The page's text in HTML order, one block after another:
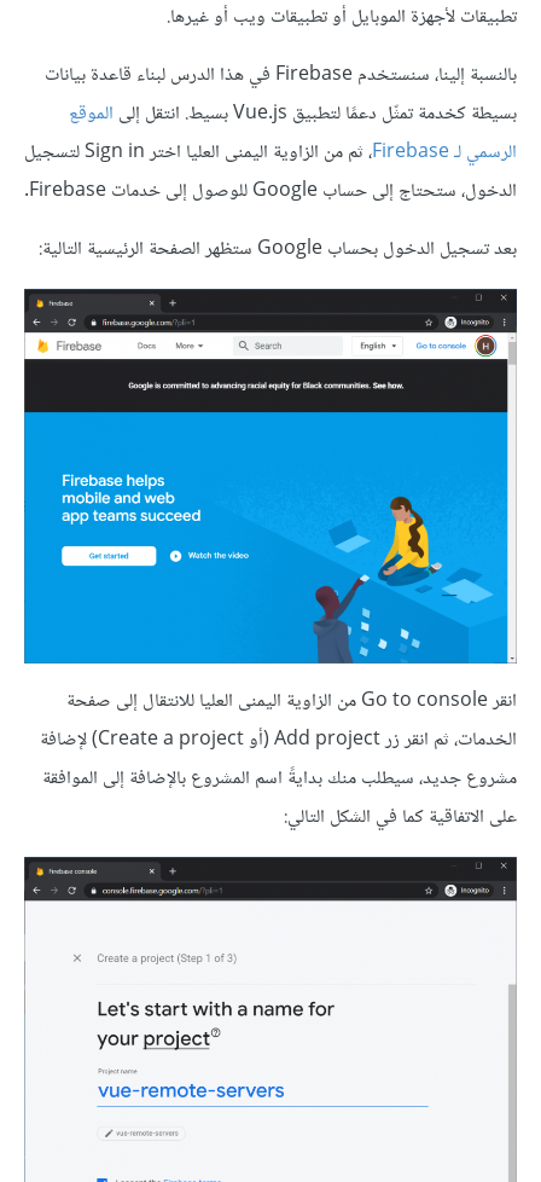
تطبيقات لأجهزة الموبايل أو تطبيقات ويب أو غيرها.
بالنسبة إلينا، سنستخدم Firebase في هذا الدرس لبناء قاعدة بيانات
بسيطة كخدمة تمثّل دعمًا لتطبيق Vue.js بسيط. انتقل إلى
الموقع
الرسمي لـ Firebase
، ثم من الزاوية اليمنى العليا اختر Sign in لتسجيل
الدخول، ستحتاج إلى حساب Google للوصول إلى خدمات Firebase.
بعد تسجيل الدخول بحساب Google ستظهر الصفحة الرئيسية التالية:
انقر Go to console من الزاوية اليمنى العليا للانتقال إلى صفحة
الخدمات، ثم انقر زر Add project (أو Create a project) لإضافة
مشروع جديد، سيطلب منك بدايةً اسم المشروع بالإضافة إلى الموافقة
على الاتفاقية كما في الشكل التالي: